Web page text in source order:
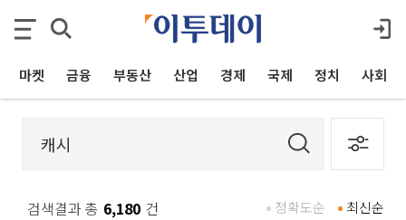
마켓 금융 부동산 산업 경제 국제 정치 사회
검색결과 총 6,180 건 최신순
정확도순